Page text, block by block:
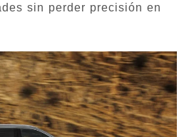
sin perder precisión en